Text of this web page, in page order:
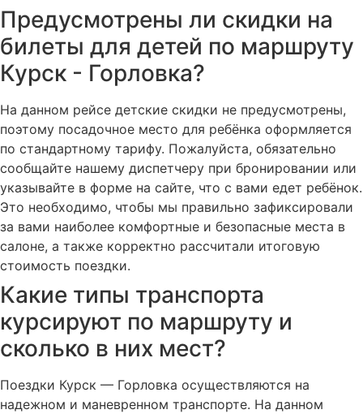
Предусмотрены ли скидки на
билеты для детей по маршруту
Курск - Горловка?
На данном рейсе детские скидки не предусмотрены,
поэтому посадочное место для ребёнка оформляется
по стандартному тарифу. Пожалуйста, обязательно
сообщайте нашему диспетчеру при бронировании или
указывайте в форме на сайте, что с вами едет ребёнок.
Это необходимо, чтобы мы правильно зафиксировали
за вами наиболее комфортные и безопасные места в
салоне, а также корректно рассчитали итоговую
стоимость поездки.
Какие типы транспорта
курсируют по маршруту и
сколько в них мест?
Поездки Курск — Горловка осуществляются на
надежном и маневренном транспорте. На данном